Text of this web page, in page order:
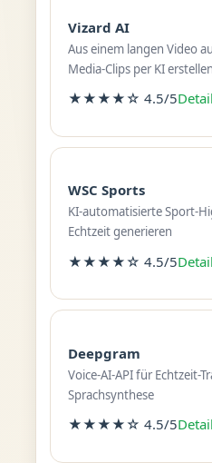
Vizard AI
Aus einem langen Video
Media-Clips per KI erstellen
★★★★☆ 4.5/5
WSC Sports
KI-automatisierte Sport-
Echtzeit generieren
★★★★☆ 4.5/5
Deepgram
Voice-AI-API für Echtzeit-
Sprachsynthese
★★★★☆ 4.5/5